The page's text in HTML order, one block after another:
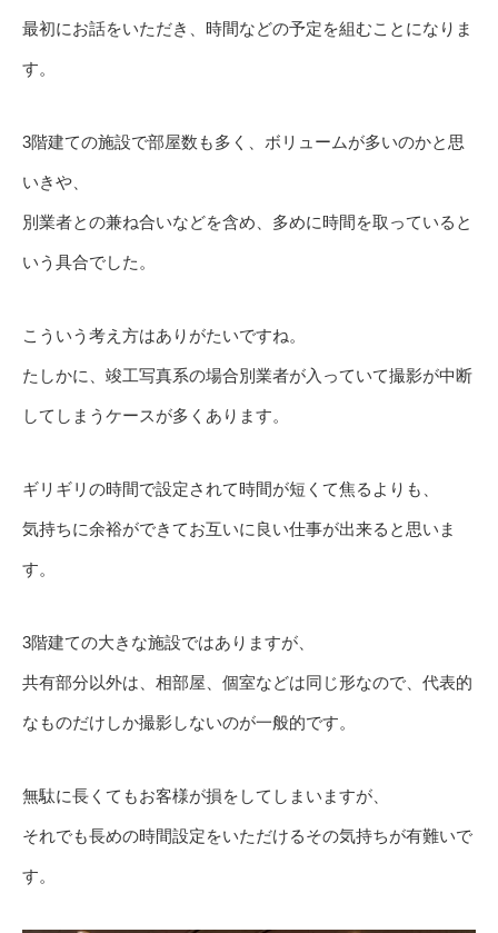
最初にお話をいただき、時間などの予定を組むことになりま
す。
3階建ての施設で部屋数も多く、ボリュームが多いのかと思
いきや、
別業者との兼ね合いなどを含め、多めに時間を取っていると
いう具合でした。
こういう考え方はありがたいですね。
たしかに、竣工写真系の場合別業者が入っていて撮影が中断
してしまうケースが多くあります。
ギリギリの時間で設定されて時間が短くて焦るよりも、
気持ちに余裕ができてお互いに良い仕事が出来ると思いま
す。
3階建ての大きな施設ではありますが、
共有部分以外は、相部屋、個室などは同じ形なので、代表的
なものだけしか撮影しないのが一般的です。
無駄に長くてもお客様が損をしてしまいますが、
それでも長めの時間設定をいただけるその気持ちが有難いで
す。